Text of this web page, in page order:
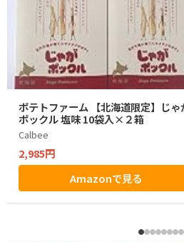
ポテトファーム 【北海道限定】じゃ
ポックル 塩味 10袋入×２箱
Calbee
2,985円
Amazonで見る